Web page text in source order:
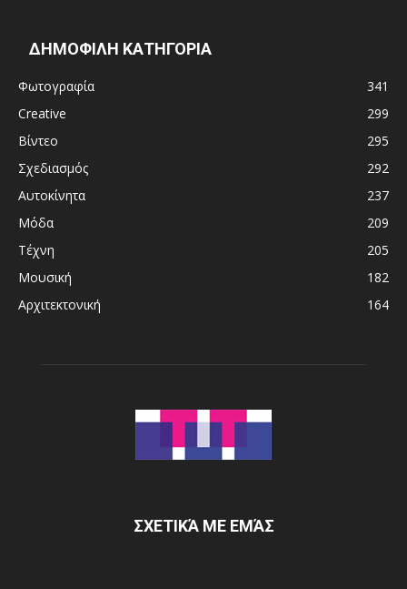
ΔΗΜΟΦΙΛΗ ΚΑΤΗΓΟΡΙΑ
Φωτογραφία
341
Creative
299
Βίντεο
295
Σχεδιασμός
292
Αυτοκίνητα
237
Μόδα
209
Τέχνη
205
Μουσική
182
Αρχιτεκτονική
164
ΣΧΕΤΙΚΆ ΜΕ ΕΜΆΣ